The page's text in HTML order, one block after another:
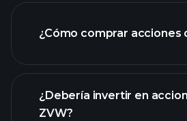
informes financieros
¿Cómo comprar acciones
¿Debería invertir en
ZVW?